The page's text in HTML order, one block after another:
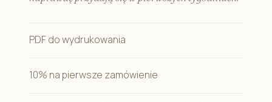
PDF do wydrukowania
10% na pierwsze zamówienie